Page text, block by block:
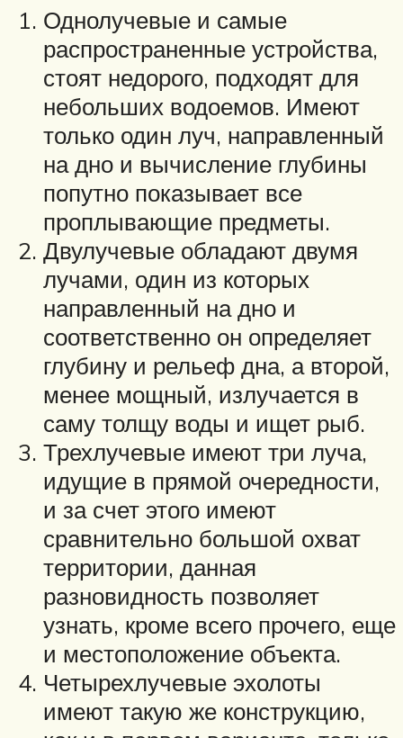
Однолучевые и самые
распространенные устройства,
стоят недорого, подходят для
небольших водоемов. Имеют
только один луч, направленный
на дно и вычисление глубины
попутно показывает все
проплывающие предметы.
Двулучевые обладают двумя
лучами, один из которых
направленный на дно и
соответственно он определяет
глубину и рельеф дна, а второй,
менее мощный, излучается в
саму толщу воды и ищет рыб.
Трехлучевые имеют три луча,
идущие в прямой очередности,
и за счет этого имеют
сравнительно большой охват
территории, данная
разновидность позволяет
узнать, кроме всего прочего, еще
и местоположение объекта.
Четырехлучевые эхолоты
имеют такую же конструкцию,